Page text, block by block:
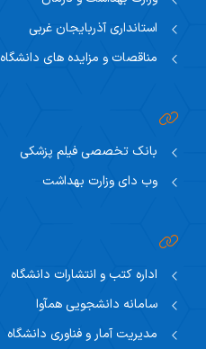
استانداری آذربایجان غربی
مناقصات و مزایده های دانشگاه
بانک تخصصی فیلم پزشکی
وب دای وزارت بهداشت
اداره کتب و انتشارات دانشگاه
سامانه دانشجویی همآوا
مدیریت آمار و فناوری دانشگاه